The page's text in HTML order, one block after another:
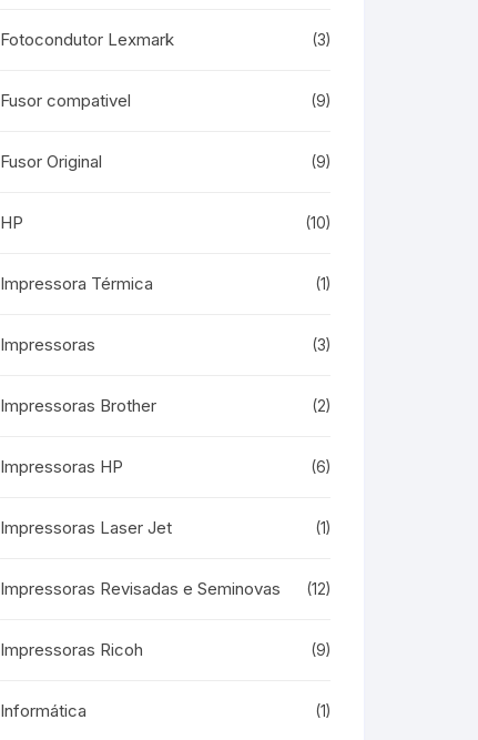
Fotocondutor Lexmark (3)
Fusor compativel (9)
Fusor Original (9)
HP (10)
Impressora Térmica (1)
Impressoras (3)
Impressoras Brother (2)
Impressoras HP (6)
Impressoras Laser Jet (1)
Impressoras Revisadas e Seminovas (12)
Impressoras Ricoh (9)
Informática (1)